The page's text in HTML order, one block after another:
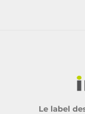
Le label